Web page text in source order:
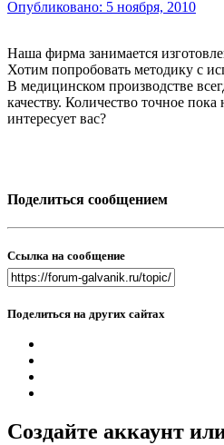
Опубликовано: 5 ноября, 2010
Наша фирма занимается
Хотим попробовать методику с
В медицинском производстве
качеству. Количество точное пока
интересует вас?
Поделиться сообщением
Ссылка на сообщение
Поделиться на других сайтах
Создайте аккаунт